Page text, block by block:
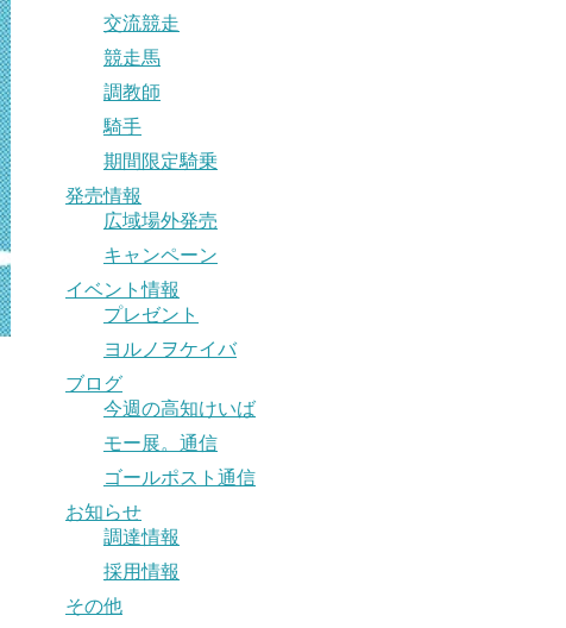
交流競走
競走馬
調教師
騎手
期間限定騎乗
発売情報
広域場外発売
キャンペーン
イベント情報
プレゼント
ヨルノヲケイバ
ブログ
今週の高知けいば
モー展。通信
ゴールポスト通信
お知らせ
調達情報
採用情報
その他